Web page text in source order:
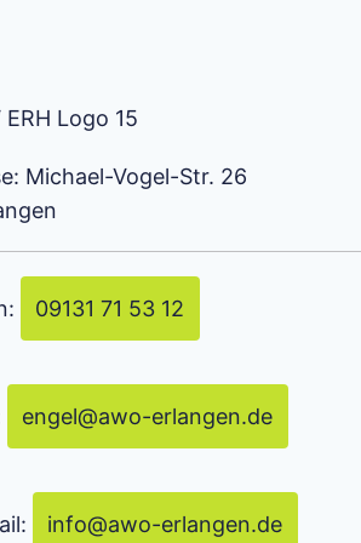
Michael-Vogel-Str. 26
09131 71 53 12
engel@awo-erlangen.de
info@awo-erlangen.de